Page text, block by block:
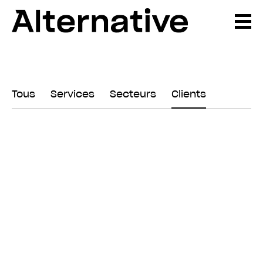
Tous Services Secteurs Clients